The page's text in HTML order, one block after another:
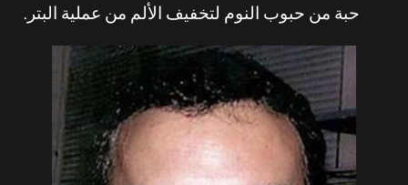
حبة من حبوب النوم لتخفيف الألم من عملية البتر.